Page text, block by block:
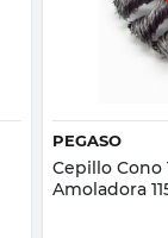
PEGASO
Cepillo Cono
Amoladora